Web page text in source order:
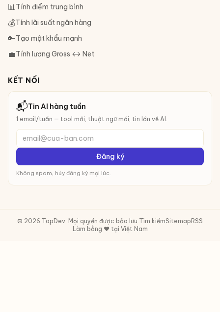
📊Tính điểm trung bình
💰Tính lãi suất ngân hàng
🔑Tạo mật khẩu mạnh
💼Tính lương Gross ↔ Net
KẾT NỐI
📬Tin AI hàng tuần
1 email/tuần — tool mới, thuật ngữ mới, tin lớn về AI.
email@cua-ban.com
Đăng ký
Không spam, hủy đăng ký mọi lúc.
© 2026 TopDev. Mọi quyền được bảo lưu.Tìm kiếmSitemap RSS
Làm bằng ❤️ tại Việt Nam